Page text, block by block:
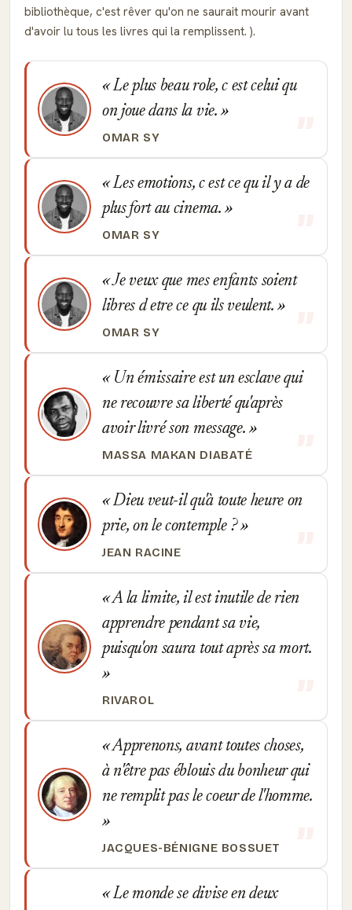
bibliothèque, c'est rêver qu'on ne saurait mourir avant
d'avoir lu tous les livres qui la remplissent. ).
Le plus beau role, c est celui qu
on joue dans la vie.
OMAR SY
Les emotions, c est ce qu il y a de
plus fort au cinema.
OMAR SY
Je veux que mes enfants soient
libres d etre ce qu ils veulent.
OMAR SY
Un émissaire est un esclave qui
ne recouvre sa liberté qu'après
avoir livré son message.
MASSA MAKAN DIABATÉ
Dieu veut-il qu'à toute heure on
prie, on le contemple ?
JEAN RACINE
A la limite, il est inutile de rien
apprendre pendant sa vie,
puisqu'on saura tout après sa mort.
RIVAROL
Apprenons, avant toutes choses,
à n'être pas éblouis du bonheur qui
ne remplit pas le coeur de l'homme.
JACQUES-BÉNIGNE BOSSUET
Le monde se divise en deux